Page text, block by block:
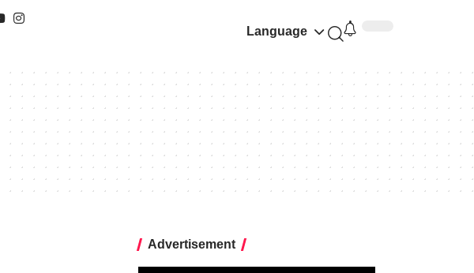
Language
Advertisement